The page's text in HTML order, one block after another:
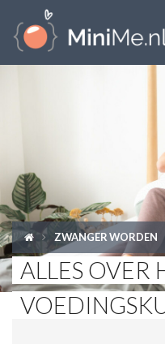
PEUTER
KIND
LIFESTYLE
ZWANGER WORDEN
ALLES OVER